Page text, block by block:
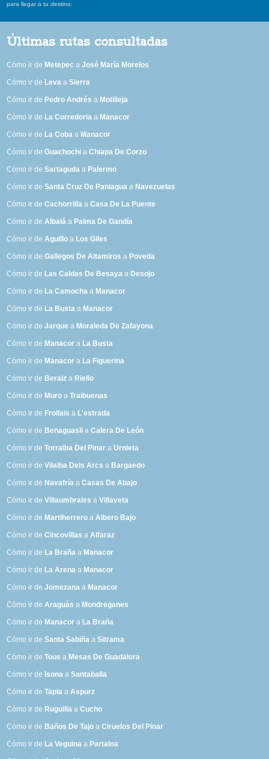
para llegar a tu destino.
Últimas rutas consultadas
Cómo ir de Metepec aJosé María Morelos
Cómo ir de Leva aSierra
Cómo ir de Pedro Andrés a Motilleja
Cómo ir de La Corredoria a Manacor
Cómo ir de La Coba a Manacor
Cómo ir deGuachochi aChiapa De Corzo
Cómo ir deSartaguda a Palermo
Cómo ir deSanta Cruz De Paniagua a Navezuelas
Cómo ir deCachorrilla aCasa De La Puente
Cómo ir deAlbalá a Palma De Gandía
Cómo ir deAguillo a Los Giles
Cómo ir deGallegos De Altamiros a Poveda
Cómo ir de Las Caldas De Besaya a Desojo
Cómo ir de La Camocha a Manacor
Cómo ir de La Busta a Manacor
Cómo ir deJarque a Moraleda De Zafayona
Cómo ir de Manacor a La Busta
Cómo ir de Manacor a La Figuerina
Cómo ir de Beraiz a Riello
Cómo ir de Muro aTraibuenas
Cómo ir de Frollais a L'estrada
Cómo ir de Benaguasil aCalera De León
Cómo ir deTorralba Del Pinar aUrnieta
Cómo ir deVilalba Dels Arcs a Bargaedo
Cómo ir de Navafría aCasas De Abajo
Cómo ir deVillaumbrales aVillaveta
Cómo ir de Martiherrero aAlbero Bajo
Cómo ir deCincovillas aAlfaraz
Cómo ir de La Braña a Manacor
Cómo ir de La Arena a Manacor
Cómo ir deJomezana a Manacor
Cómo ir deAraguás a Mondreganes
Cómo ir de Manacor a La Braña
Cómo ir deSanta Sabiña aSitrama
Cómo ir deTous a Mesas De Guadalora
Cómo ir de Isona aSantaballa
Cómo ir deTapia aAspurz
Cómo ir de Ruguilla aCucho
Cómo ir de Baños De Tajo aCiruelos Del Pinar
Cómo ir de La Veguina a Partaloa